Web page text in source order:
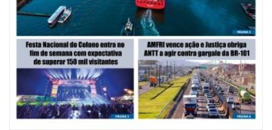
08/08/2026 | 07:00
Saúde de BC abre inscrições para Oficina Regional de Qualidade em
Vigilância Sanitária
PENHA